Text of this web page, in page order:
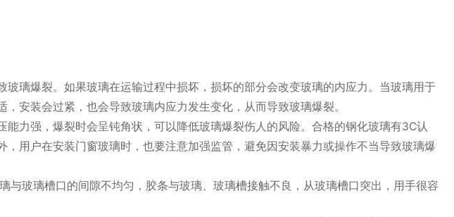
璃爆裂。如果玻璃在运输过程中损坏，损坏的部分会改变玻璃的内应力。当玻璃用于
安装会过紧，也会导致玻璃内应力发生变化，从而导致玻璃爆裂。
力强，爆裂时会呈钝角状，可以降低玻璃爆裂伤人的风险。合格的钢化玻璃有3C认
用户在安装门窗玻璃时，也要注意加强监管，避免因安装暴力或操作不当导致玻璃爆
玻璃槽口的间隙不均匀，胶条与玻璃、玻璃槽接触不良，从玻璃槽口突出，用手很容